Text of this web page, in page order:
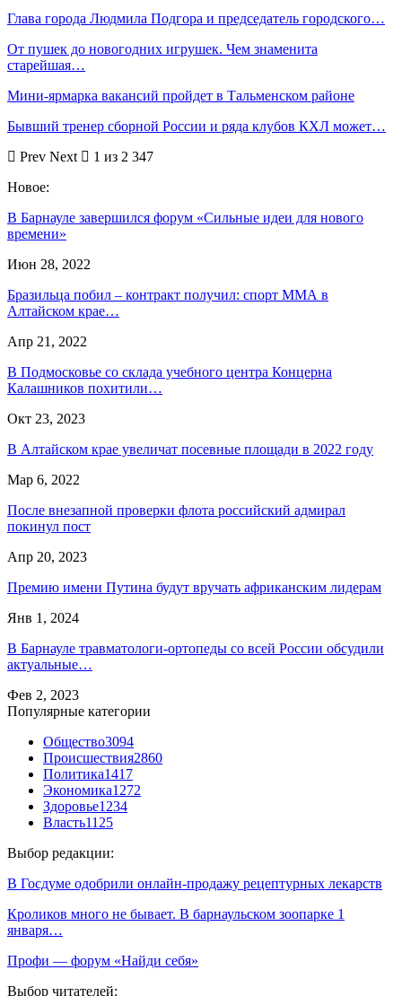
Глава города Людмила Подгора и председатель городского…
От пушек до новогодних игрушек. Чем знаменита
старейшая…
Мини-ярмарка вакансий пройдет в Тальменском районе
Бывший тренер сборной России и ряда клубов КХЛ может…
Prev Next
1 из 2 347
Новое:
В Барнауле завершился форум «Сильные идеи для нового
времени»
Июн 28, 2022
Бразильца побил – контракт получил: спорт ММА в
Алтайском крае…
Апр 21, 2022
В Подмосковье со склада учебного центра Концерна
Калашников похитили…
Окт 23, 2023
В Алтайском крае увеличат посевные площади в 2022 году
Мар 6, 2022
После внезапной проверки флота российский адмирал
покинул пост
Апр 20, 2023
Премию имени Путина будут вручать африканским лидерам
Янв 1, 2024
В Барнауле травматологи-ортопеды со всей России обсудили
актуальные…
Фев 2, 2023
Популярные категории
Общество3094
Происшествия2860
Политика1417
Экономика1272
Здоровье1234
Власть1125
Выбор редакции:
В Госдуме одобрили онлайн-продажу рецептурных лекарств
Кроликов много не бывает. В барнаульском зоопарке 1
января…
Профи — форум «Найди себя»
Выбор читателей: